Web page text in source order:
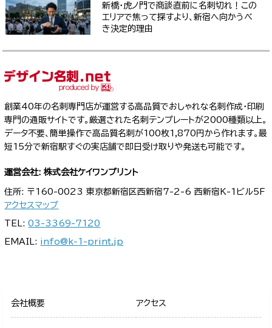
新橋・虎ノ門で商談直前に名刺切れ！この
エリアで焦って探すより、新宿へ向かうべ
き決定的理由
創業40年の名刺専門店が運営する高品質でおしゃれな名刺作成・印刷
専門の通販サイトです。厳選された名刺テンプレートが2000種類以上。
データ不要、簡単操作で高品質名刺が100枚1,870円から作れます。最
短15分で新宿駅すぐの実店舗で即日受け取りや発送も可能です。
運営会社: 株式会社ケイワンプリント
住所: 〒160-0023 東京都新宿区西新宿7-2-6 西新宿K-1ビル5F
アクセスマップ
TEL:03-3369-7120
EMAIL: info@k-1-print.jp
会社概要 アクセス